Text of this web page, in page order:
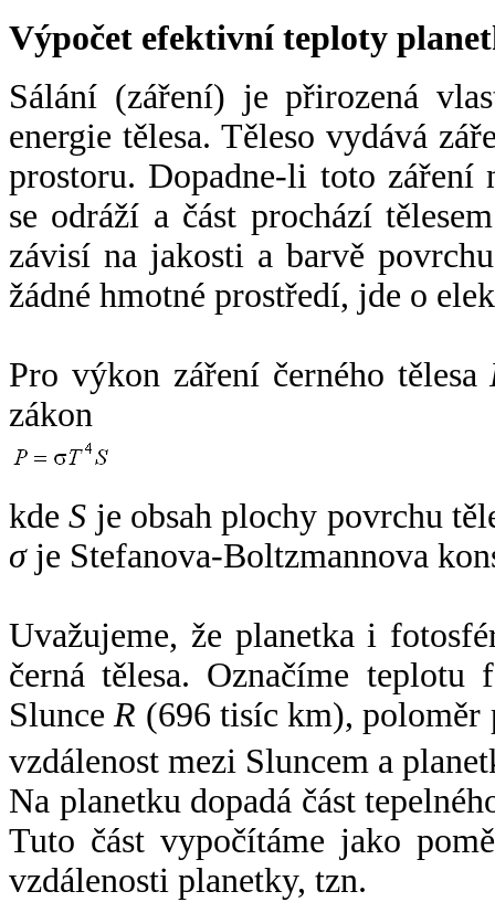
Výpočet efektivní teploty
Sálání (záření) je přirozená
energie tělesa. Těleso vydává
prostoru. Dopadne-li toto záření
se odráží a část prochází
závisí na jakosti a barvě
žádné hmotné prostředí, jde o
Pro výkon záření černého tělesa
zákon
kdeS je obsah plochy povrchu
σje Stefanova-Boltzmannova
Uvažujeme, že planetka i
černá tělesa. Označíme
SlunceR (696 tisíc km),
vzdálenost mezi Sluncem a
Na planetku dopadá část
Tuto část vypočítáme jako
vzdálenosti planetky, tzn.